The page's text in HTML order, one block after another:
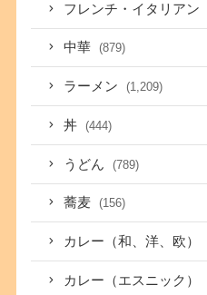
フレンチ・イタリアン
中華 (879)
ラーメン (1,209)
丼 (444)
うどん (789)
蕎麦 (156)
カレー（和、洋、欧）
カレー（エスニック）